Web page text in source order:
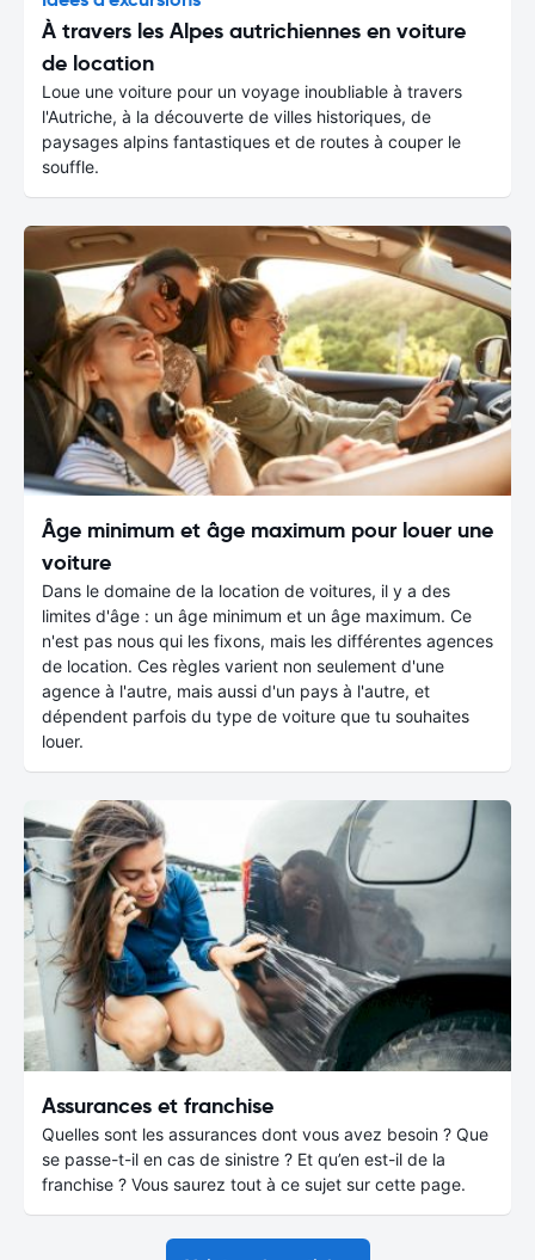
À travers les Alpes autrichiennes en voiture
de location
Loue une voiture pour un voyage inoubliable à travers
l'Autriche, à la découverte de villes historiques, de
paysages alpins fantastiques et de routes à couper le
souffle.
Âge minimum et âge maximum pour louer une
voiture
Dans le domaine de la location de voitures, il y a des
limites d'âge : un âge minimum et un âge maximum. Ce
n'est pas nous qui les fixons, mais les différentes agences
de location. Ces règles varient non seulement d'une
agence à l'autre, mais aussi d'un pays à l'autre, et
dépendent parfois du type de voiture que tu souhaites
louer.
Assurances et franchise
Quelles sont les assurances dont vous avez besoin ? Que
se passe-t-il en cas de sinistre ? Et qu’en est-il de la
franchise ? Vous saurez tout à ce sujet sur cette page.